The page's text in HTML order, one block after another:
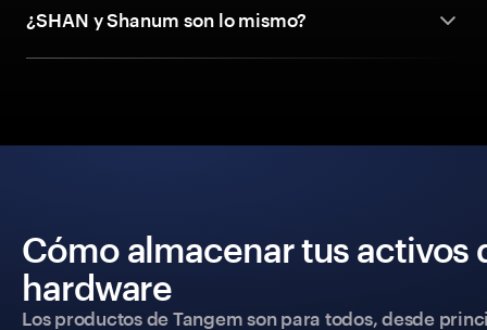
¿SHAN y Shanum son lo mismo?
Cómo almacenar tus activos
hardware
Los productos de Tangem son para todos, desde